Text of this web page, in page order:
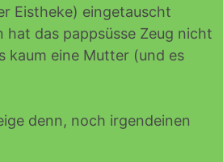
Eistheke) eingetauscht
das pappsüsse Zeug nicht
kaum eine Mutter (und es
denn, noch irgendeinen